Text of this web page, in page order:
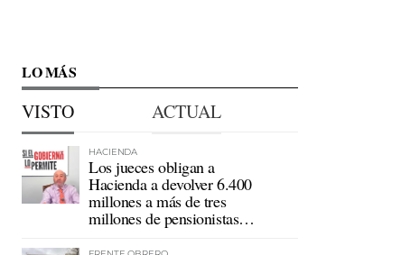
LO MÁS
VISTO ACTUAL
HACIENDA
Los jueces obligan a
Hacienda a devolver 6.400
millones a más de tres
millones de pensionistas